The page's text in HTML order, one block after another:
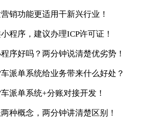
销功能更适用干新兴行业！
程序，建议办理ICP许可证！
序好吗？两分钟说清楚优劣势！
派单系统给业务带来什么好处？
派单系统+分账对接开发！
种概念，两分钟讲清楚区别！